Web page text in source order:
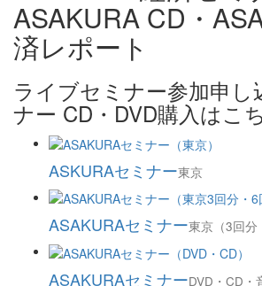
ASAKURA CD・
済レポート
ライブセミナー参加申し
ナー CD・DVD購入はこ
ASKURAセミナー東京
ASAKURAセミナー東京（3回分
ASAKURAセミナーDVD・CD・